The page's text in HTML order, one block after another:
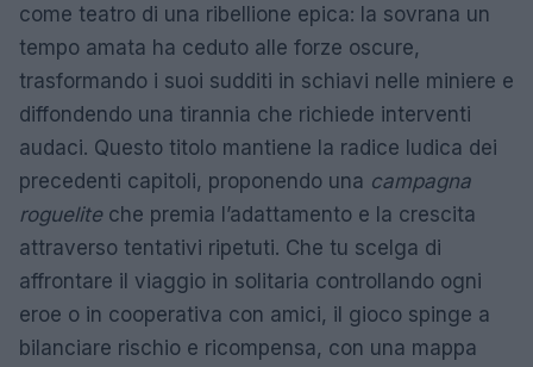
come teatro di una ribellione epica: la sovrana un
tempo amata ha ceduto alle forze oscure,
trasformando i suoi sudditi in schiavi nelle miniere e
diffondendo una tirannia che richiede interventi
audaci. Questo titolo mantiene la radice ludica dei
precedenti capitoli, proponendo una campagna
rogueliteche premia l’adattamento e la crescita
attraverso tentativi ripetuti. Che tu scelga di
affrontare il viaggio in solitaria controllando ogni
eroe o in cooperativa con amici, il gioco spinge a
bilanciare rischio e ricompensa, con una mappa